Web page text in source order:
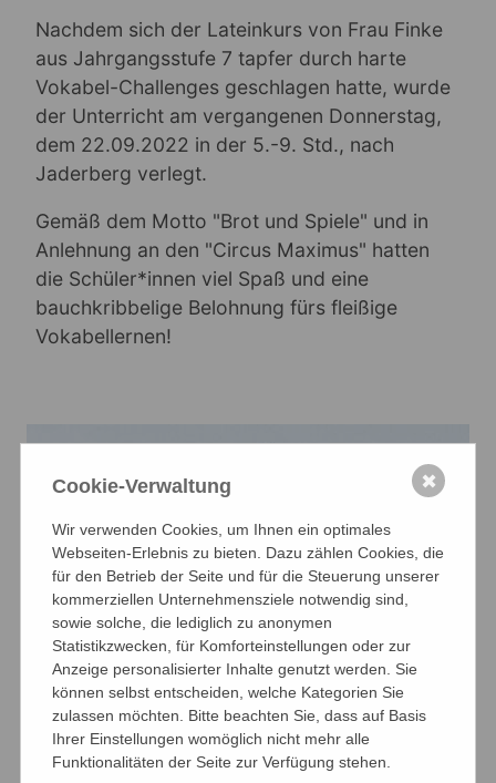
Nachdem sich der Lateinkurs von Frau Finke
aus Jahrgangsstufe 7 tapfer durch harte
Vokabel-Challenges geschlagen hatte, wurde
der Unterricht am vergangenen Donnerstag,
dem 22.09.2022 in der 5.-9. Std., nach
Jaderberg verlegt.
Gemäß dem Motto "Brot und Spiele" und in
Anlehnung an den "Circus Maximus" hatten
die Schüler*innen viel Spaß und eine
bauchkribbelige Belohnung fürs fleißige
Vokabellernen!
Cookie-Verwaltung
Wir verwenden Cookies, um Ihnen ein optimales
Webseiten-Erlebnis zu bieten. Dazu zählen Cookies, die
für den Betrieb der Seite und für die Steuerung unserer
kommerziellen Unternehmensziele notwendig sind,
sowie solche, die lediglich zu anonymen
Statistikzwecken, für Komforteinstellungen oder zur
Anzeige personalisierter Inhalte genutzt werden. Sie
können selbst entscheiden, welche Kategorien Sie
zulassen möchten. Bitte beachten Sie, dass auf Basis
Ihrer Einstellungen womöglich nicht mehr alle
Funktionalitäten der Seite zur Verfügung stehen.
✖